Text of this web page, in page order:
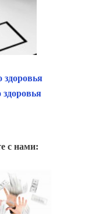
здоровья
здоровья
с нами: